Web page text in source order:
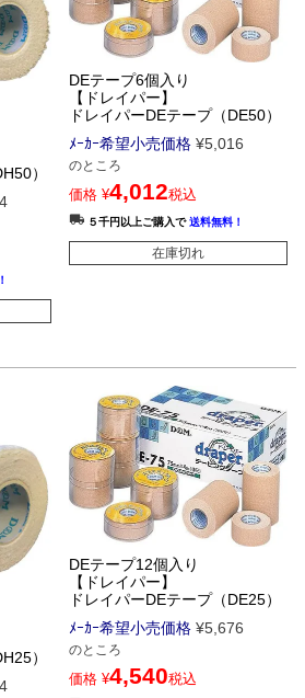
）
DEテープ6個入り
【ドレイパー】
ドレイパーDEテープ（DE50）
ﾒｰｶｰ希望小売価格 ¥5,016
のところ
価格 ¥4,012税込
５千円以上ご購入で送料無料！
在庫切れ
）
DEテープ12個入り
【ドレイパー】
ドレイパーDEテープ（DE25）
ﾒｰｶｰ希望小売価格 ¥5,676
のところ
価格 ¥4,540税込